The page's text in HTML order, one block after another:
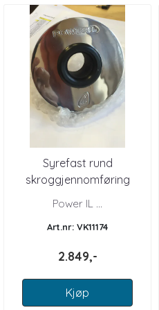
Syrefast rund
skroggjennomføring
Power IL ...
Art.nr: VK11174
2.849,-
Kjøp